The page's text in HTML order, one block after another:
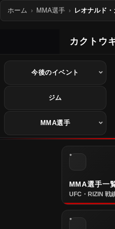
ホーム MMA選手 レオナルド
カクトウ
今後のイベント
ジム
MMA選手
MMA選手一
UFC・RIZIN 戦